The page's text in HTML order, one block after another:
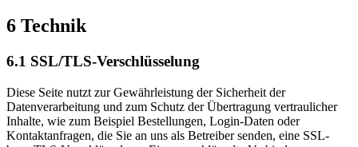
6 Technik
6.1 SSL/TLS-Verschlüsselung
Diese Seite nutzt zur Gewährleistung der Sicherheit der
Datenverarbeitung und zum Schutz der Übertragung vertraulicher
Inhalte, wie zum Beispiel Bestellungen, Login-Daten oder
Kontaktanfragen, die Sie an uns als Betreiber senden, eine SSL-